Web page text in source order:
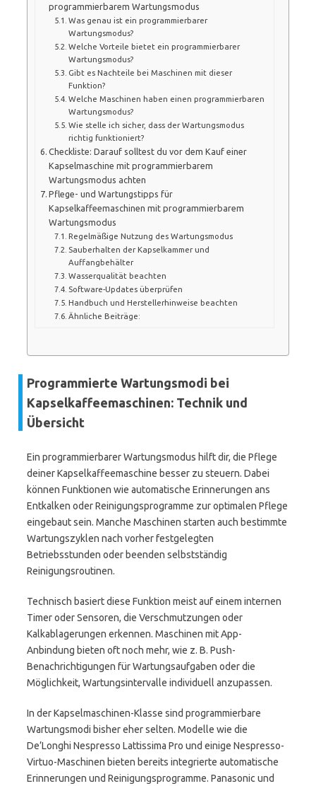
programmierbarem Wartungsmodus
Was genau ist ein programmierbarer
Wartungsmodus?
Welche Vorteile bietet ein programmierbarer
Wartungsmodus?
Gibt es Nachteile bei Maschinen mit dieser
Funktion?
Welche Maschinen haben einen programmierbaren
Wartungsmodus?
Wie stelle ich sicher, dass der Wartungsmodus
richtig funktioniert?
Checkliste: Darauf solltest du vor dem Kauf einer
Kapselmaschine mit programmierbarem
Wartungsmodus achten
Pflege- und Wartungstipps für
Kapselkaffeemaschinen mit programmierbarem
Wartungsmodus
Regelmäßige Nutzung des Wartungsmodus
Sauberhalten der Kapselkammer und
Auffangbehälter
Wasserqualität beachten
Software-Updates überprüfen
Handbuch und Herstellerhinweise beachten
Ähnliche Beiträge:
Programmierte Wartungsmodi bei
Kapselkaffeemaschinen: Technik und
Übersicht
Ein programmierbarer Wartungsmodus hilft dir, die Pflege
deiner Kapselkaffeemaschine besser zu steuern. Dabei
können Funktionen wie automatische Erinnerungen ans
Entkalken oder Reinigungsprogramme zur optimalen Pflege
eingebaut sein. Manche Maschinen starten auch bestimmte
Wartungszyklen nach vorher festgelegten
Betriebsstunden oder beenden selbstständig
Reinigungsroutinen.
Technisch basiert diese Funktion meist auf einem internen
Timer oder Sensoren, die Verschmutzungen oder
Kalkablagerungen erkennen. Maschinen mit App-
Anbindung bieten oft noch mehr, wie z. B. Push-
Benachrichtigungen für Wartungsaufgaben oder die
Möglichkeit, Wartungsintervalle individuell anzupassen.
In der Kapselmaschinen-Klasse sind programmierbare
Wartungsmodi bisher eher selten. Modelle wie die
De’Longhi Nespresso Lattissima Pro und einige Nespresso-
Virtuo-Maschinen bieten bereits integrierte automatische
Erinnerungen und Reinigungsprogramme. Panasonic und